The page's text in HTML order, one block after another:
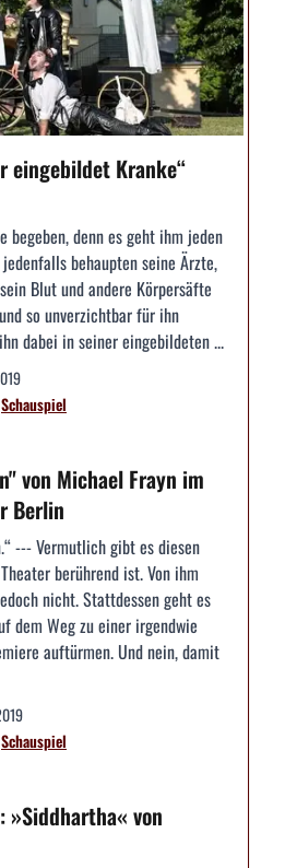
eingebildet Kranke“
begeben, denn es geht ihm jeden
behaupten seine Ärzte,
Blut und andere Körpersäfte
so unverzichtbar für ihn
dabei in seiner eingebildeten ...
Schauspiel
von Michael Frayn im
Berlin
--- Vermutlich gibt es diesen
berührend ist. Von ihm
nicht. Stattdessen geht es
dem Weg zu einer irgendwie
auftürmen. Und nein, damit
Schauspiel
von